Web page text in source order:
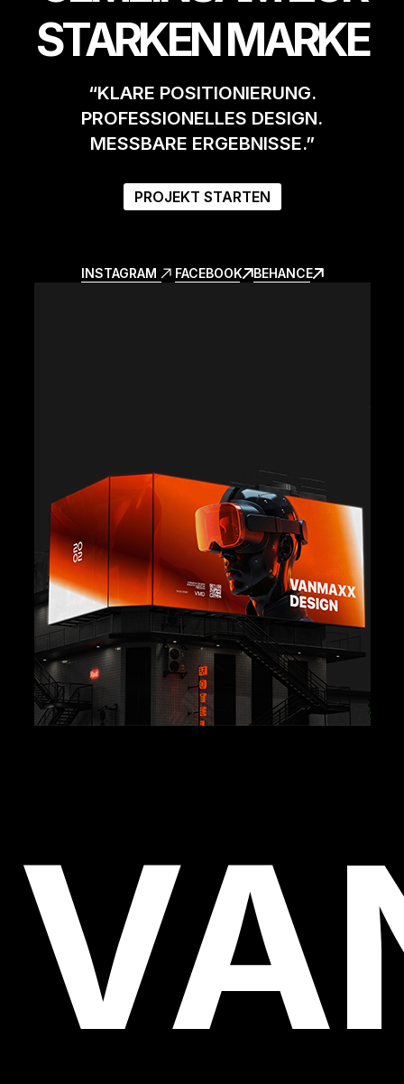
STARKEN MARKE
“KLARE POSITIONIERUNG.
PROFESSIONELLES DESIGN.
MESSBARE ERGEBNISSE.”
PROJEKT STARTEN
INSTAGRAM
FACEBOOK
BEHANCE